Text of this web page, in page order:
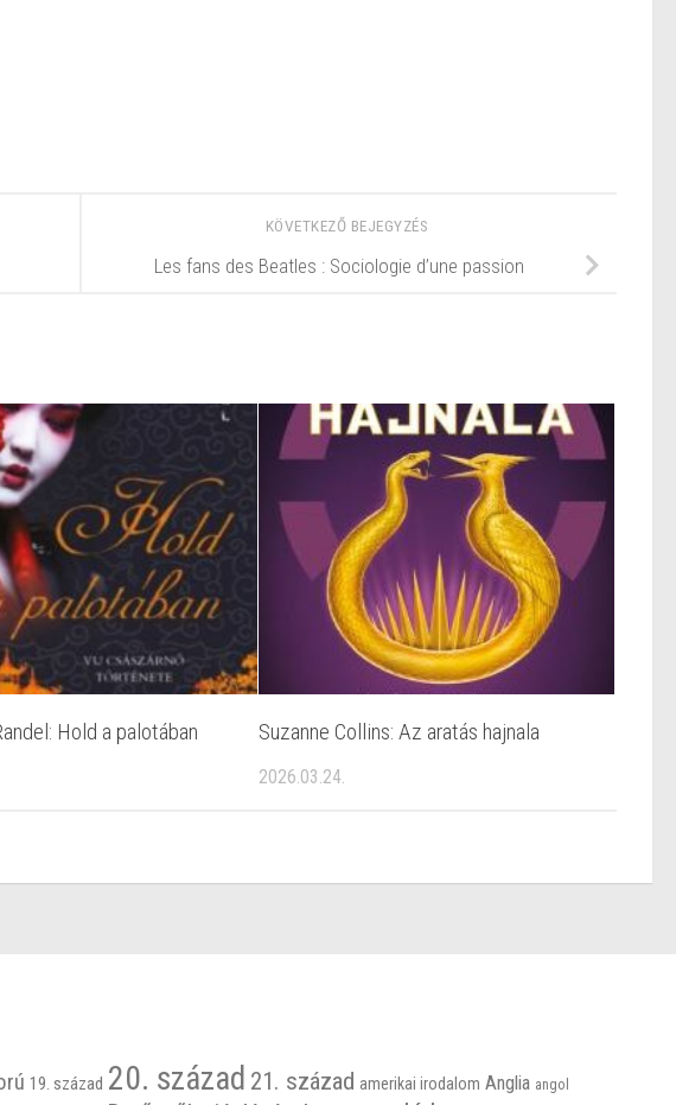
KÖVETKEZŐ BEJEGYZÉS
Les fans des Beatles : Sociologie d’une passion
Hold a palotában Suzanne Collins: Az aratás hajnala
2026.03.24.
19. század 20. század 21. század amerikai irodalom Anglia angol